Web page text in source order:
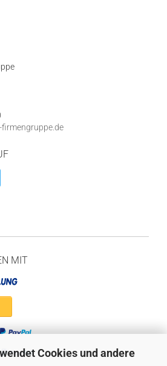
Cookies und andere
MIT